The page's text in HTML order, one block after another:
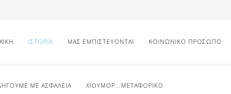
ΙΣΤΟΡΙΑ ΜΑΣ ΕΜΠΙΣΤΕΥΟΝΤΑΙ ΚΟΙΝΩΝΙΚΟ ΠΡΟΣΩΠΟ
ΜΕ ΑΣΦΑΛΕΙΑ ΧΙΟΥΜΟΡ...ΜΕΤΑΦΟΡΙΚΟ